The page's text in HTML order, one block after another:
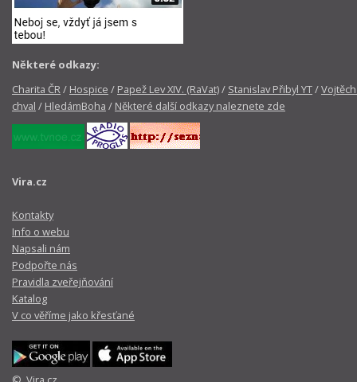
Některé odkazy:
Charita ČR/ Hospice / Papež Lev XIV. (RaVat)/ Stanislav Přibyl YT/
chval / HledámBoha / Některé další odkazy naleznete zde
Vira.cz
Kontakty
Info o webu
Napsali nám
Podpořte nás
Pravidla zveřejňování
Katalog
V co věříme jako křesťané